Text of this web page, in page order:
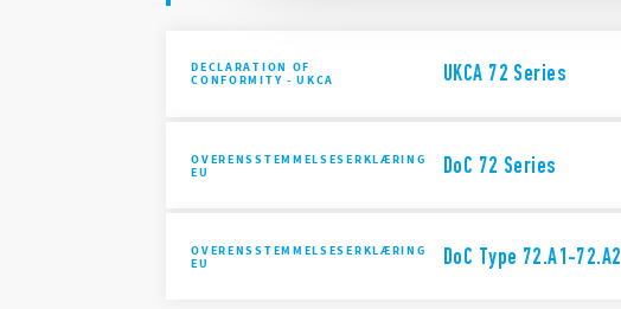
DECLARATION OF
CONFORMITY - UKCA
UKCA 72 Series
OVERENSSTEMMELSESERKLÆRING
EU
DoC 72 Series
OVERENSSTEMMELSESERKLÆRING
EU
DoC Type 72.A1-72.A2